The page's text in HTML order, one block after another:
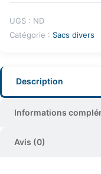
UGS : ND
Catégorie : Sacs divers
Description
Informations
Avis (0)